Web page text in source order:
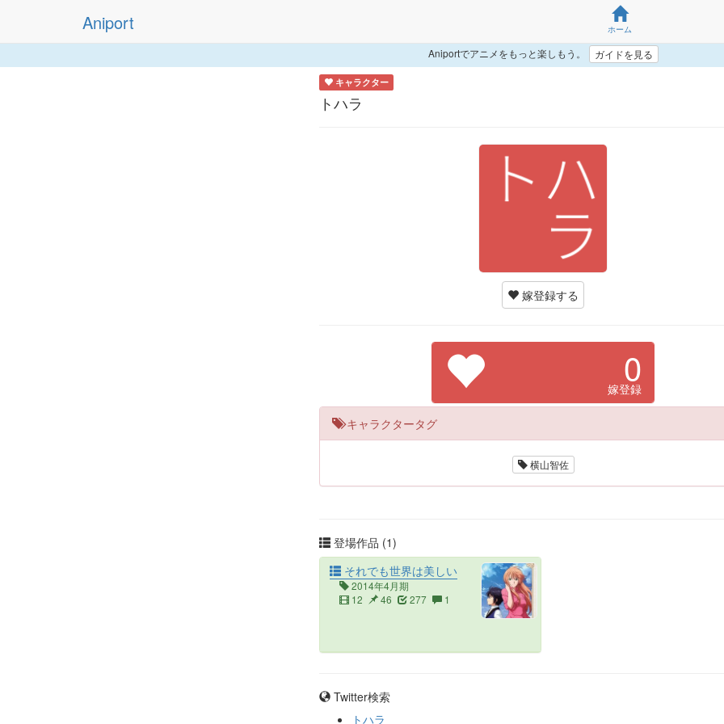
Aniport ホーム
Aniportでアニメをもっと楽しもう。 ガイドを見る
キャラクター
トハラ
嫁登録する
0
嫁登録
キャラクタータグ
横山智佐
登場作品 (1)
それでも世界は美しい
2014年4月期
12
46 277 1
Twitter検索
トハラ